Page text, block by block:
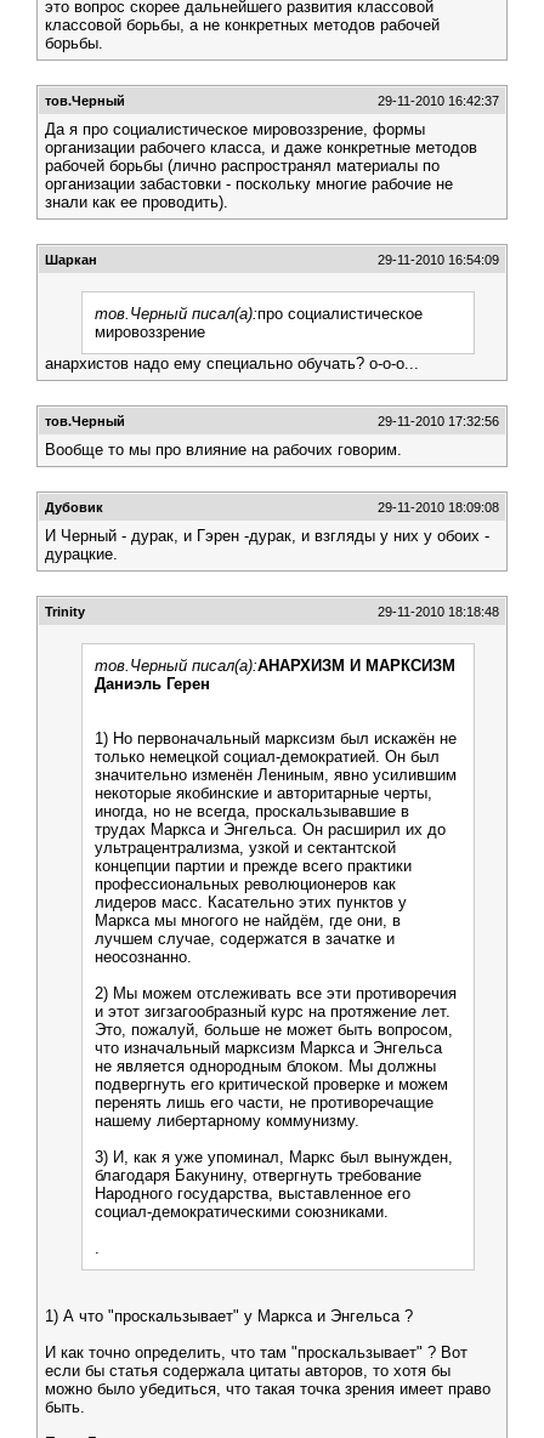
это вопрос скорее дальнейшего развития классовой
классовой борьбы, а не конкретных методов рабочей
борьбы.
тов.Черный 29-11-2010 16:42:37
Да я про социалистическое мировоззрение, формы
организации рабочего класса, и даже конкретные методов
рабочей борьбы (лично распространял материалы по
организации забастовки - поскольку многие рабочие не
знали как ее проводить).
Шаркан 29-11-2010 16:54:09
тов.Черный писал(а):про социалистическое
мировоззрение
анархистов надо ему специально обучать? о-о-о...
тов.Черный 29-11-2010 17:32:56
Вообще то мы про влияние на рабочих говорим.
Дубовик 29-11-2010 18:09:08
И Черный - дурак, и Гэрен -дурак, и взгляды у них у обоих -
дурацкие.
Trinity 29-11-2010 18:18:48
тов.Черный писал(а):АНАРХИЗМ И МАРКСИЗМ
Даниэль Герен
1) Но первоначальный марксизм был искажён не
только немецкой социал-демократией. Он был
значительно изменён Лениным, явно усилившим
некоторые якобинские и авторитарные черты,
иногда, но не всегда, проскальзывавшие в
трудах Маркса и Энгельса. Он расширил их до
ультрацентрализма, узкой и сектантской
концепции партии и прежде всего практики
профессиональных революционеров как
лидеров масс. Касательно этих пунктов у
Маркса мы многого не найдём, где они, в
лучшем случае, содержатся в зачатке и
неосознанно.
2) Мы можем отслеживать все эти противоречия
и этот зигзагообразный курс на протяжение лет.
Это, пожалуй, больше не может быть вопросом,
что изначальный марксизм Маркса и Энгельса
не является однородным блоком. Мы должны
подвергнуть его критической проверке и можем
перенять лишь его части, не противоречащие
нашему либертарному коммунизму.
3) И, как я уже упоминал, Маркс был вынужден,
благодаря Бакунину, отвергнуть требование
Народного государства, выставленное его
социал-демократическими союзниками.
.
1) А что "проскальзывает" у Маркса и Энгельса ?
И как точно определить, что там "проскальзывает" ? Вот
если бы статья содержала цитаты авторов, то хотя бы
можно было убедиться, что такая точка зрения имеет право
быть.